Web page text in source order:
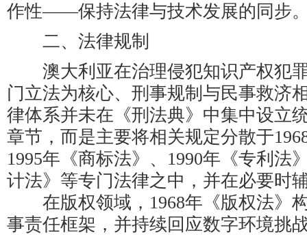
作性——保持法律与技术发展的同步
二、法律规制
澳大利亚在治理侵犯知识产权犯
门立法为核心、刑事规制与民事救济
律体系并未在《刑法典》中集中设立
章节，而是主要将相关规定分散于
1995年《商标法》、1990年《专利法
计法》等专门法律之中，并在必要时
在版权领域，1968年《版权法》
事责任框架，并持续回应数字环境挑